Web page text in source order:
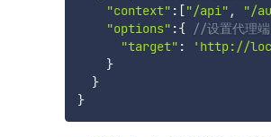
"context" : ["/api" , "/
"options" :{ //设置代理端
"target" :
'http://
}
}
}